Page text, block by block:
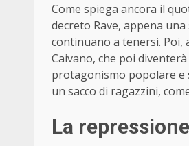
Come spiega ancora il
decreto Rave, appena
continuano a tenersi. Poi,
Caivano, che poi
protagonismo popolare e
un sacco di ragazzini,
La